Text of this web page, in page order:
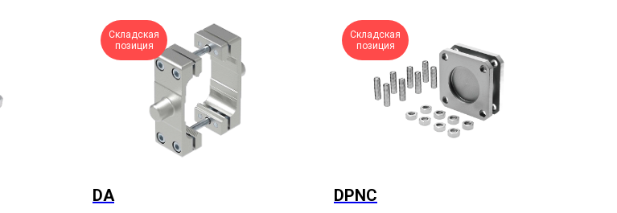
Складская
позиция
DA
Складская
позиция
DPNC